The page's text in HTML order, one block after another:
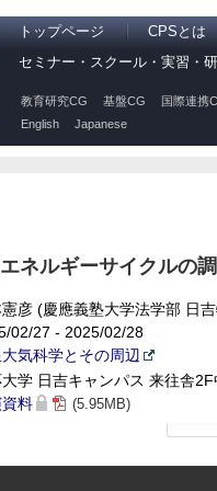
トップページ
CPSとは
セミナー・スクール・実習・
教育研究CG 基盤CG
国際連携
English
Japanese
ネルギーサイクルの
彦 (慶應義塾大学法学部 日
02/27 - 2025/02/28
気科学とその周辺
大学 日吉キャンパス 来往舎
料 (5.95MB)